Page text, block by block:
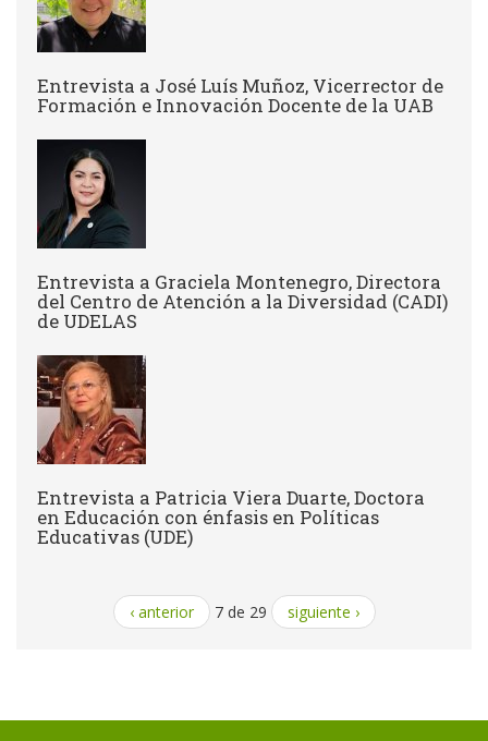
Entrevista a José Luís Muñoz, Vicerrector de
Formación e Innovación Docente de la UAB
Entrevista a Graciela Montenegro, Directora
del Centro de Atención a la Diversidad (CADI)
de UDELAS
Entrevista a Patricia Viera Duarte, Doctora
en Educación con énfasis en Políticas
Educativas (UDE)
‹ anterior 7 de 29 siguiente ›